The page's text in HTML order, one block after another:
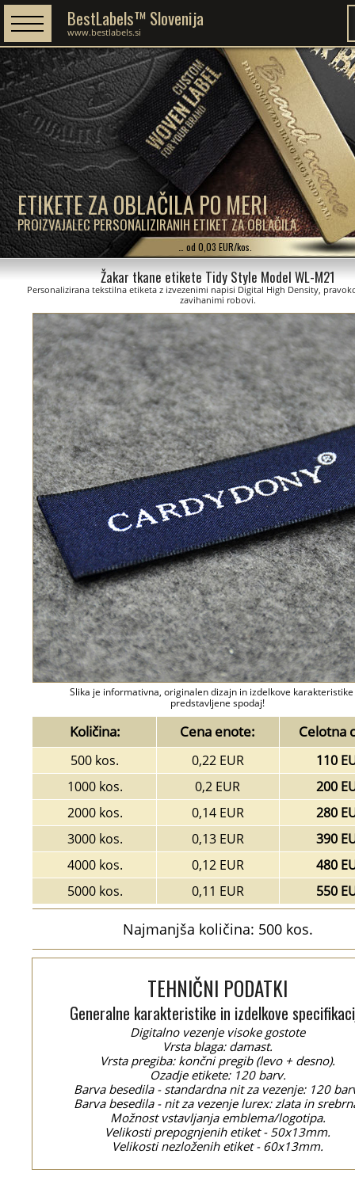
ETIKETE ZA OBLAČILA PO MERI
PROIZVAJALEC PERSONALIZIRANIH ETIKET ZA OBLAČILA
BestLabels™ Slovenija
www.bestlabels.si
… od 0,03 EUR/kos.
Žakar tkane etikete Tidy Style Model WL-M21
Personalizirana tekstilna etiketa z izvezenimi napisi Digital High Density,
zavihanimi robovi.
Slika je informativna, originalen dizajn in izdelkove
predstavljene spodaj!
Količina: Cena enote: Celotna
500 kos. 0,22 EUR
110
1000 kos.
0,2 EUR
200
2000 kos.
0,14 EUR
280
3000 kos.
0,13 EUR
390
4000 kos.
0,12 EUR
480
5000 kos.
0,11 EUR 550
Najmanjša količina: 500 kos.
TEHNIČNI PODATKI
Generalne karakteristike in izdelkove
Digitalno vezenje visoke gostote
Vrsta blaga: damast.
Vrsta pregiba: končni pregib (levo + desno).
Ozadje etikete: 120 barv.
Barva besedila - standardna nit za vezenje: 120
Barva besedila - nit za vezenje lurex: zlata in
Možnost vstavljanja emblema/logotipa.
Velikosti prepognjenih etiket - 50x13mm.
Velikosti nezloženih etiket - 60x13mm.